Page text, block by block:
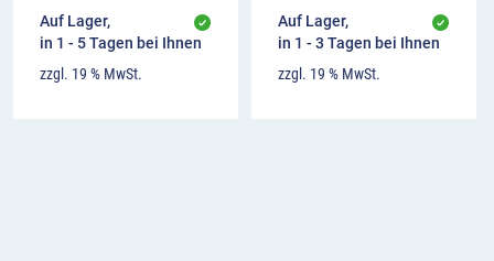
Auf Lager,
in 1 - 5 Tagen bei Ihnen
zzgl. 19 % MwSt.
Auf Lager,
in 1 - 3 Tagen bei Ihnen
zzgl. 19 % MwSt.